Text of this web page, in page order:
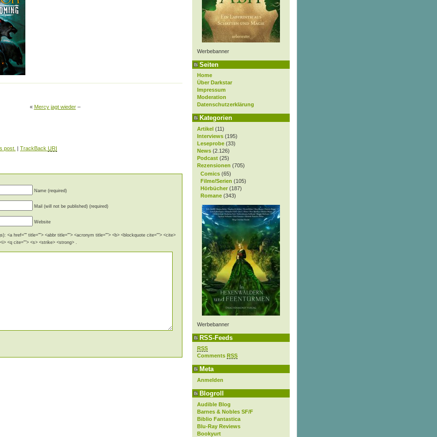
Werbebanner
Seiten
Home
Über Darkstar
Impressum
Moderation
Datenschutzerklärung
Kategorien
Artikel (11)
Interviews (195)
Leseprobe (33)
News (2.126)
Podcast (25)
Rezensionen (705)
Comics (65)
Filme/Serien (105)
Hörbücher (187)
Romane (343)
Werbebanner
RSS-Feeds
RSS
Comments RSS
Meta
Anmelden
Blogroll
Audible Blog
Barnes & Nobles SF/F
Biblio Fantastica
Blu-Ray Reviews
Bookyurt
« Mercy jagt wieder–
post. | TrackBack URI
Name (required)
Mail (will not be published) (required)
Website
<a href="" title=""> <abbr title=""> <acronym title=""> <b> <blockquote cite=""> <cite>
<q cite=""> <s> <strike> <strong> .